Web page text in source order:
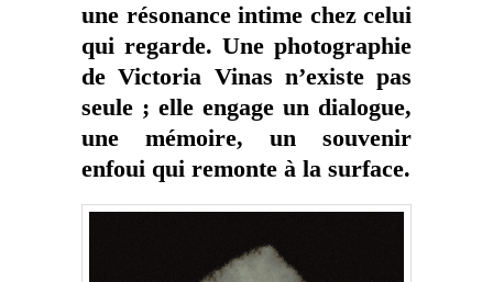
une résonance intime chez celui
qui regarde. Une photographie
de Victoria Vinas n’existe pas
seule ; elle engage un dialogue,
une mémoire, un souvenir
enfoui qui remonte à la surface.